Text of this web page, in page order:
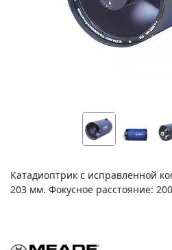
Катадиоптрик с исправленной
203 мм. Фокусное расстояние: